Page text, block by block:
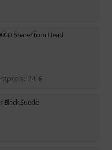
Snare/Tom Head
: 24 €
Black Suede